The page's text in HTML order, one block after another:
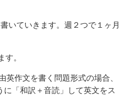
いていきます。週２つで１ヶ月
す。
英作文を書く問題形式の場合、
「和訳＋音読」して英文をス